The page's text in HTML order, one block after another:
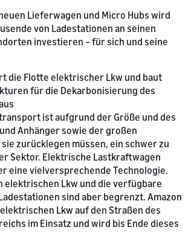
Lieferwagen und Micro Hubs wird
von Ladestationen an seinen
investieren – für sich und seine
die Flotte elektrischer Lkw und baut
für die Dekarbonisierung des
ist aufgrund der Größe und des
Anhänger sowie der großen
zurücklegen müssen, ein schwer zu
Sektor. Elektrische Lastkraftwagen
eine vielversprechende Technologie.
elektrischen Lkw und die verfügbare
sind aber begrenzt. Amazon
Lkw auf den Straßen des
im Einsatz und wird bis Ende dieses